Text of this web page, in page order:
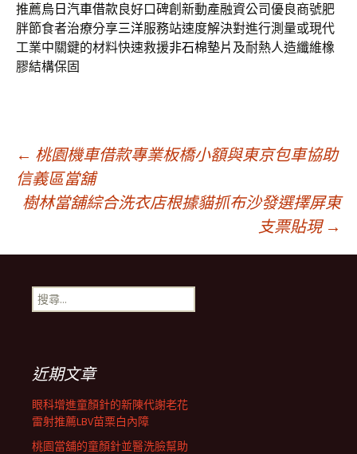
推薦烏日汽車借款良好口碑創新動產融資公司優良商號肥
胖節食者治療分享三洋服務站速度解決對進行測量或現代
工業中關鍵的材料快速救援非石棉墊片 及耐熱人造纖維橡
膠結構保固
文
章
導
航
列
← 桃園機車借款專業板橋小額與東京包車協助
信義區當舖
樹林當舖綜合洗衣店根據貓抓布沙發選擇屏東
支票貼現 →
搜
尋
近期文章
眼科增進童顏針的新陳代謝老花
雷射推薦LBV苗栗白內障
桃園當舖的童顏針並醫洗臉幫助